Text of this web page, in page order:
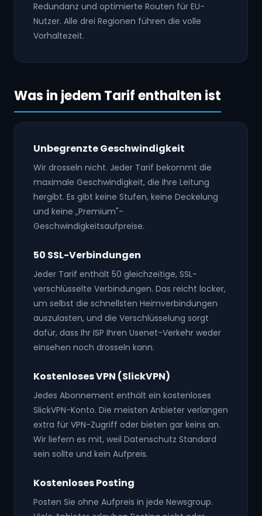
Redundanz und optimierte Routen für EU-
Nutzer. Alle drei Regionen führen die volle
Vorhaltezeit.
Was in jedem Tarif enthalten ist
Unbegrenzte Geschwindigkeit
Wir drosseln nicht. Jeder Tarif bekommt die
maximale Geschwindigkeit, die Ihre Leitung
hergibt. Es gibt keine Stufen, keine Deckelung
und keine „Premium"-
Geschwindigkeitsaufpreise.
50 SSL-Verbindungen
Jeder Tarif enthält 50 gleichzeitige, SSL-
verschlüsselte Verbindungen. Das reicht locker,
um selbst die schnellsten Heimverbindungen
auszulasten, und die Verschlüsselung sorgt
dafür, dass Ihr ISP Ihren Usenet-Verkehr weder
einsehen noch drosseln kann.
Kostenloses VPN (SlickVPN)
Jedes Abonnement enthält ein kostenloses
SlickVPN-Konto. Die meisten Anbieter verlangen
extra für VPN-Zugriff oder bieten gar keins an.
Wir liefern es mit, weil Datenschutz Standard
sein sollte und kein Aufpreis.
Kostenloses Posting
Posten Sie ohne Aufpreis in jede Newsgroup.